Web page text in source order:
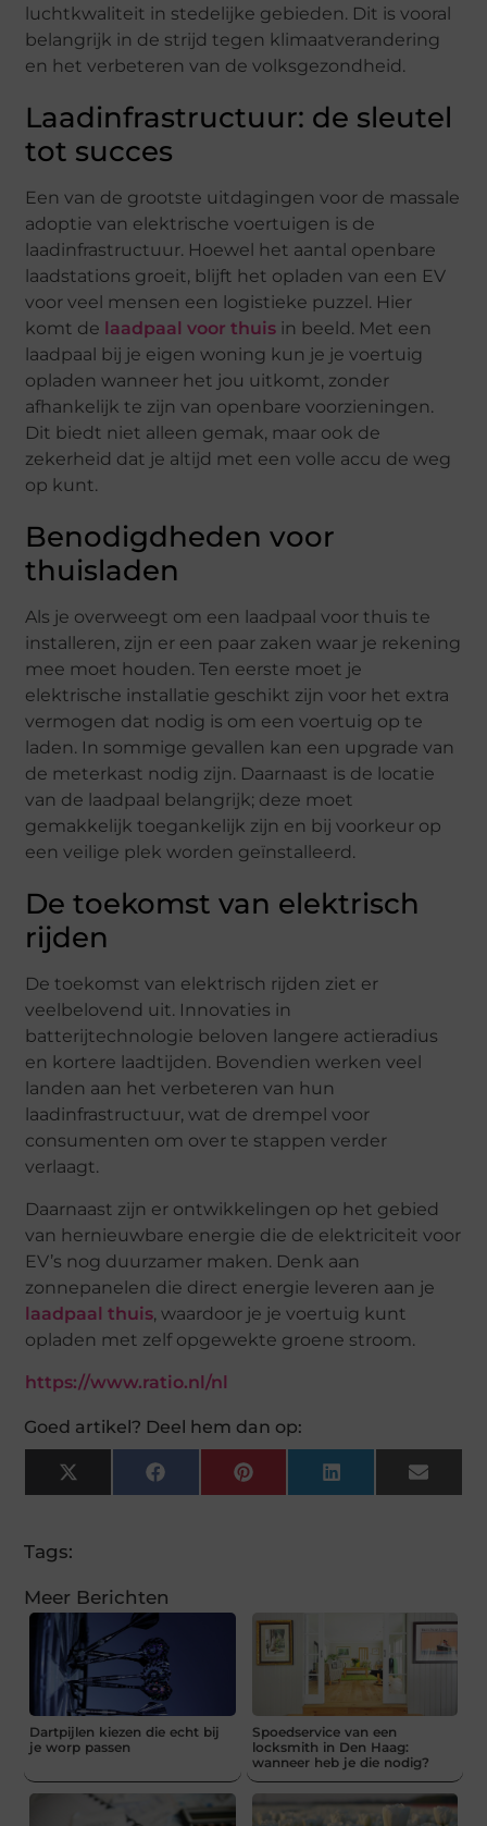
luchtkwaliteit in stedelijke gebieden. Dit is vooral
belangrijk in de strijd tegen klimaatverandering
en het verbeteren van de volksgezondheid.
Laadinfrastructuur: de sleutel
tot succes
Een van de grootste uitdagingen voor de massale
adoptie van elektrische voertuigen is de
laadinfrastructuur. Hoewel het aantal openbare
laadstations groeit, blijft het opladen van een EV
voor veel mensen een logistieke puzzel. Hier
komt de laadpaal voor thuis in beeld. Met een
laadpaal bij je eigen woning kun je je voertuig
opladen wanneer het jou uitkomt, zonder
afhankelijk te zijn van openbare voorzieningen.
Dit biedt niet alleen gemak, maar ook de
zekerheid dat je altijd met een volle accu de weg
op kunt.
Benodigdheden voor
thuisladen
Als je overweegt om een laadpaal voor thuis te
installeren, zijn er een paar zaken waar je rekening
mee moet houden. Ten eerste moet je
elektrische installatie geschikt zijn voor het extra
vermogen dat nodig is om een voertuig op te
laden. In sommige gevallen kan een upgrade van
de meterkast nodig zijn. Daarnaast is de locatie
van de laadpaal belangrijk; deze moet
gemakkelijk toegankelijk zijn en bij voorkeur op
een veilige plek worden geïnstalleerd.
De toekomst van elektrisch
rijden
De toekomst van elektrisch rijden ziet er
veelbelovend uit. Innovaties in
batterijtechnologie beloven langere actieradius
en kortere laadtijden. Bovendien werken veel
landen aan het verbeteren van hun
laadinfrastructuur, wat de drempel voor
consumenten om over te stappen verder
verlaagt.
Daarnaast zijn er ontwikkelingen op het gebied
van hernieuwbare energie die de elektriciteit voor
EV’s nog duurzamer maken. Denk aan
zonnepanelen die direct energie leveren aan je
laadpaal thuis, waardoor je je voertuig kunt
opladen met zelf opgewekte groene stroom.
https://www.ratio.nl/nl
Goed artikel? Deel hem dan op:
X
(Twitter)
FacebookPinterestLinkedInEmail
Tags:
Meer Berichten
Dartpijlen kiezen die echt bij
je worp passen
Spoedservice van een
locksmith in Den Haag:
wanneer heb je die nodig?